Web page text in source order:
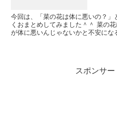
今回は、「菜の花は体に悪いの？
くおまとめしてみました＾＾ 菜の
が体に悪いんじゃないかと不安にな
スポンサー